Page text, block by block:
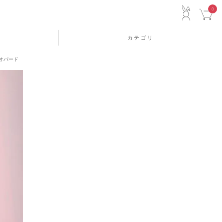
0
カテゴリ
パード